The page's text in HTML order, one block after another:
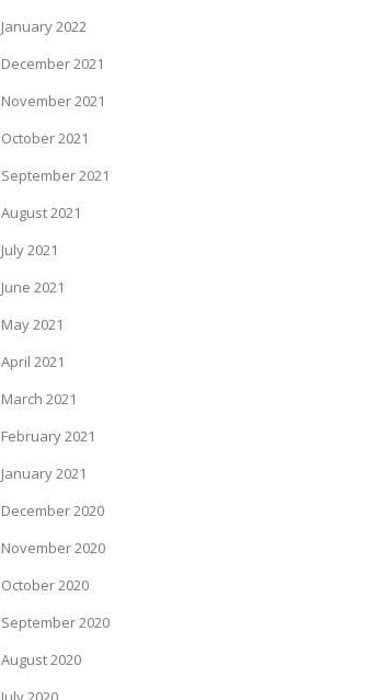
January 2022
December 2021
November 2021
October 2021
September 2021
August 2021
July 2021
June 2021
May 2021
April 2021
March 2021
February 2021
January 2021
December 2020
November 2020
October 2020
September 2020
August 2020